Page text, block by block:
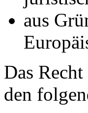
aus
Das
den